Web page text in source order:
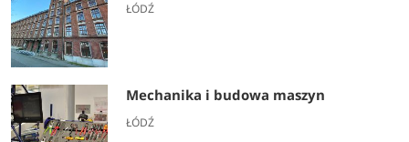
ŁÓDŹ
Mechanika i budowa maszyn
ŁÓDŹ